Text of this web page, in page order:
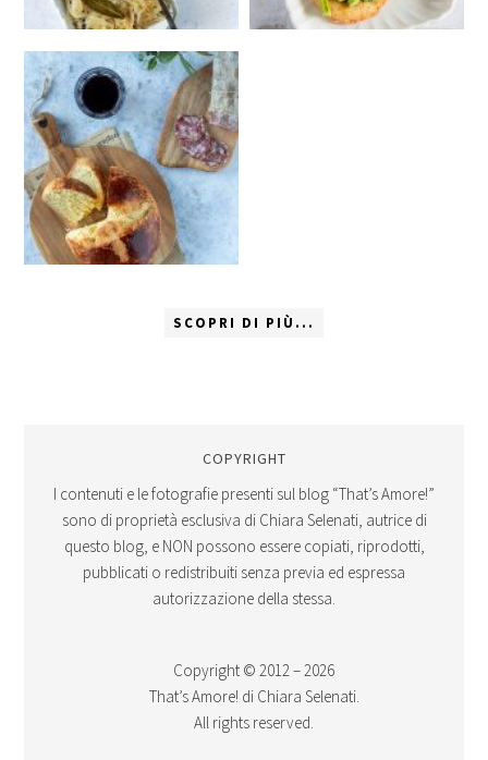
SCOPRI DI PIÙ...
COPYRIGHT
I contenuti e le fotografie presenti sul blog “That’s Amore!”
sono di proprietà esclusiva di Chiara Selenati, autrice di
questo blog, e NON possono essere copiati, riprodotti,
pubblicati o redistribuiti senza previa ed espressa
autorizzazione della stessa.
Copyright © 2012 – 2026
That’s Amore! di Chiara Selenati.
All rights reserved.